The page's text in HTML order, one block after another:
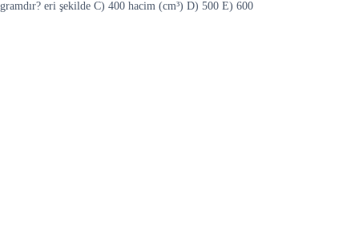
gramdır? eri şekilde C) 400 hacim (cm³) D) 500 E) 600